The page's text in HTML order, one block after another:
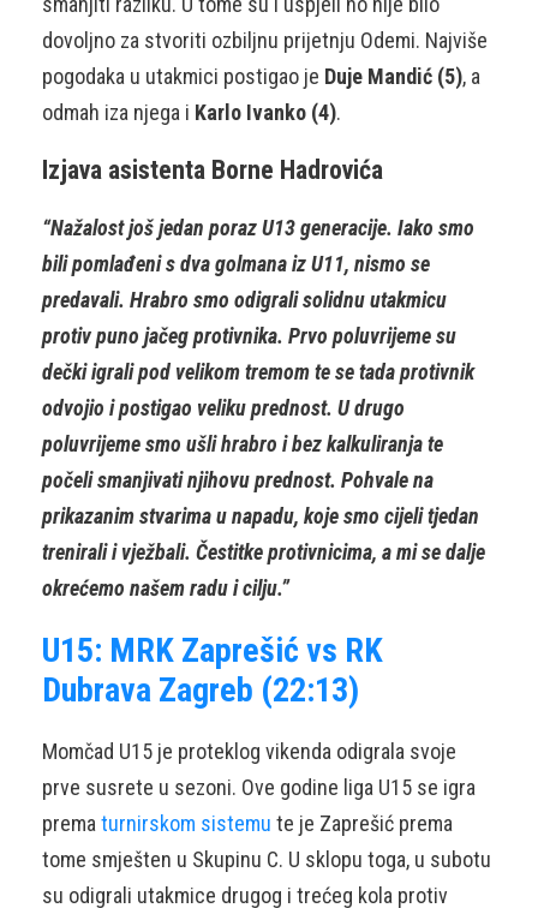
dovoljno za stvoriti ozbiljnu prijetnju Odemi. Najviše
pogodaka u utakmici postigao je Duje Mandić (5), a
odmah iza njega i Karlo Ivanko (4).
Izjava asistenta Borne Hadrovića
“Nažalost još jedan poraz U13 generacije. Iako smo
bili pomlađeni s dva golmana iz U11, nismo se
predavali. Hrabro smo odigrali solidnu utakmicu
protiv puno jačeg protivnika. Prvo poluvrijeme su
dečki igrali pod velikom tremom te se tada protivnik
odvojio i postigao veliku prednost. U drugo
poluvrijeme smo ušli hrabro i bez kalkuliranja te
počeli smanjivati njihovu prednost. Pohvale na
prikazanim stvarima u napadu, koje smo cijeli tjedan
trenirali i vježbali. Čestitke protivnicima, a mi se dalje
okrećemo našem radu i cilju.”
U15: MRK Zaprešić vs RK
Dubrava Zagreb (22:13)
Momčad U15 je proteklog vikenda odigrala svoje
prve susrete u sezoni. Ove godine liga U15 se igra
prema turnirskom sistemu te je Zaprešić prema
tome smješten u Skupinu C. U sklopu toga, u subotu
su odigrali utakmice drugog i trećeg kola protiv